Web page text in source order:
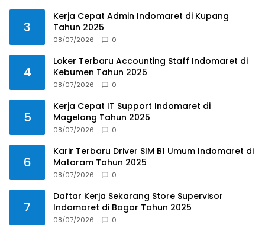
3
Kerja Cepat Admin Indomaret di Kupang
Tahun 2025
08/07/2026 0
4
Loker Terbaru Accounting Staff Indomaret di
Kebumen Tahun 2025
08/07/2026 0
5
Kerja Cepat IT Support Indomaret di
Magelang Tahun 2025
08/07/2026 0
6
Karir Terbaru Driver SIM B1 Umum Indomaret di
Mataram Tahun 2025
08/07/2026 0
7
Daftar Kerja Sekarang Store Supervisor
Indomaret di Bogor Tahun 2025
08/07/2026 0